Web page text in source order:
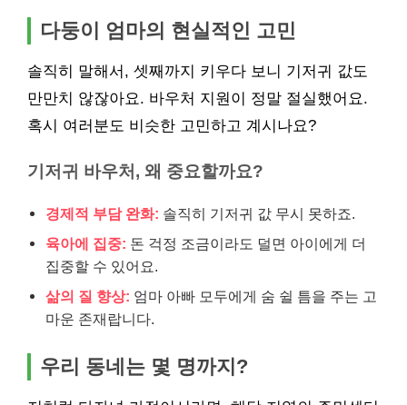
다둥이 엄마의 현실적인 고민
솔직히 말해서, 셋째까지 키우다 보니 기저귀 값도
만만치 않잖아요. 바우처 지원이 정말 절실했어요.
혹시 여러분도 비슷한 고민하고 계시나요?
기저귀 바우처, 왜 중요할까요?
경제적 부담 완화: 솔직히 기저귀 값 무시 못하죠.
육아에 집중: 돈 걱정 조금이라도 덜면 아이에게 더
집중할 수 있어요.
삶의 질 향상: 엄마 아빠 모두에게 숨 쉴 틈을 주는 고
마운 존재랍니다.
우리 동네는 몇 명까지?